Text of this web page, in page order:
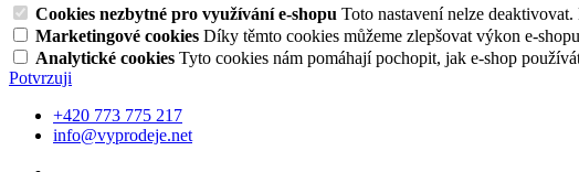
Cookies nezbytné pro využívání e-shopu Toto nastavení nelze
Marketingové cookies Díky těmto cookies můžeme zlepšovat výkon e-
Analytické cookies Tyto cookies nám pomáhají pochopit, jak e-shop
Potvrzuji
+420 773 775 217
info@vyprodeje.net